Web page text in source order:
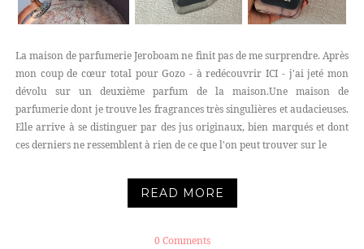
La maison de parfumerie Jeroboam ne finit pas de me surprendre. Après
mon coup de cœur total pour Gozo - à redécouvrir ICI - j'ai jeté mon
dévolu sur un deuxième parfum de la maison.Une maison de
parfumerie dont je trouve les fragrances très singulières et audacieuses.
Elle arrive à se distinguer par des jus originaux, bien marqués et dont
ces derniers ne ressemblent à rien de ce que l'on peut trouver sur le
READ MORE
0 Comments